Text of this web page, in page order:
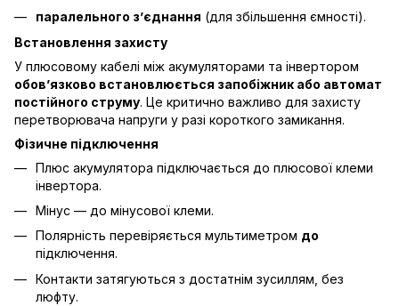
паралельного з’єднання (для збільшення ємності).
Встановлення захисту
У плюсовому кабелі між акумуляторами та інвертором
обов’язково встановлюється запобіжник або автомат
постійного струму. Це критично важливо для захисту
перетворювача напруги у разі короткого замикання.
Фізичне підключення
Плюс акумулятора підключається до плюсової клеми
інвертора.
Мінус — до мінусової клеми.
Полярність перевіряється мультиметром до
підключення.
Контакти затягуються з достатнім зусиллям, без
люфту.